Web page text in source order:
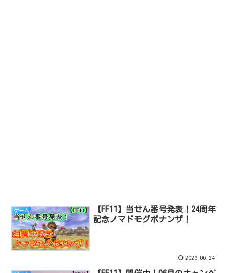
ゲーム
【FF11】当せん番号発表！24周年
記念ノマドモグボナンザ！
2026.06.24